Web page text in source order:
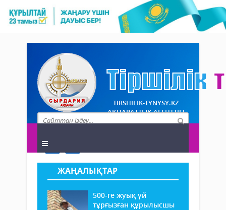
TIRSHILIK-TYNYSY.KZ
АҚПАРАТТЫҚ АГЕНТТІГІ
ЖАҢАЛЫҚТАР
500-ге жуық үй
тұрғызған құрылысшы